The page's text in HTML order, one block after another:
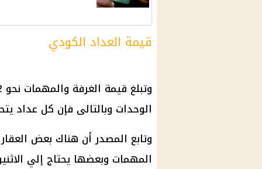
قيمة العداد الكودي
الوحدات وبالتالى فإن كل عداد
وتابع المصدر أن هناك بعض
المهمات وبعضها يحتاج إلي